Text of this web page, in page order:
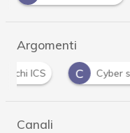
Argomenti
C
Cyber security
Canali